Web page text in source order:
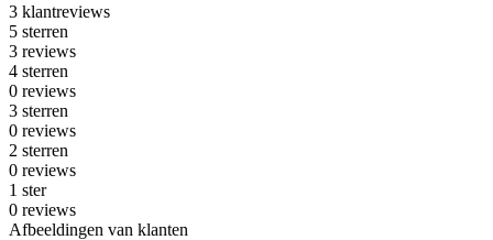
3 klantreviews
5 sterren
3 reviews
4 sterren
0 reviews
3 sterren
0 reviews
2 sterren
0 reviews
1 ster
0 reviews
Afbeeldingen van klanten